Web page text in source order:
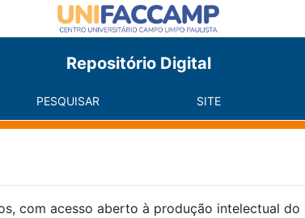
Repositório Digital
PESQUISAR SITE
com acesso aberto à produção intelectual do